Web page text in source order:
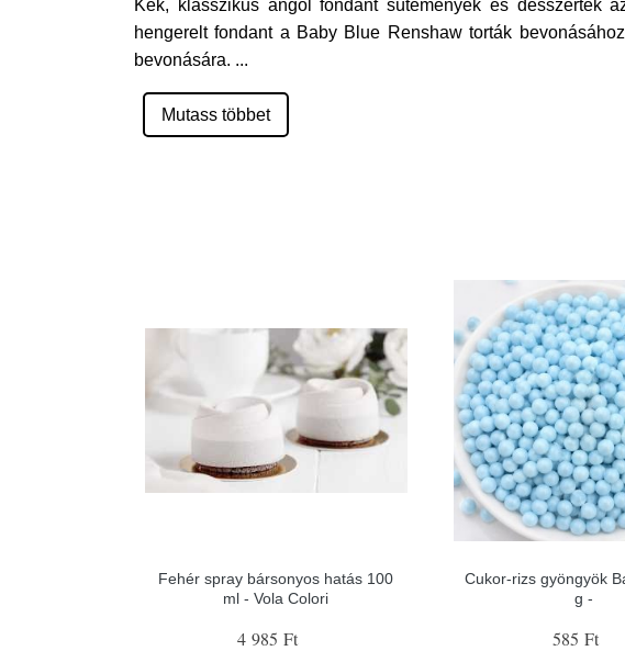
Kék, klasszikus angol fondant sütemények és desszertek
hengerelt fondant a Baby Blue Renshaw torták
bevonására. ...
Mutass többet
Fehér spray bársonyos hatás 100
ml - Vola Colori
4 985 Ft
Cukor-rizs gyöngyök
g -
585 Ft